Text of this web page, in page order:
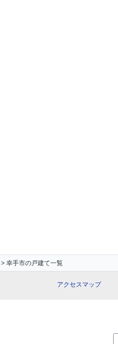
幸手市の戸建て一覧
アクセスマップ